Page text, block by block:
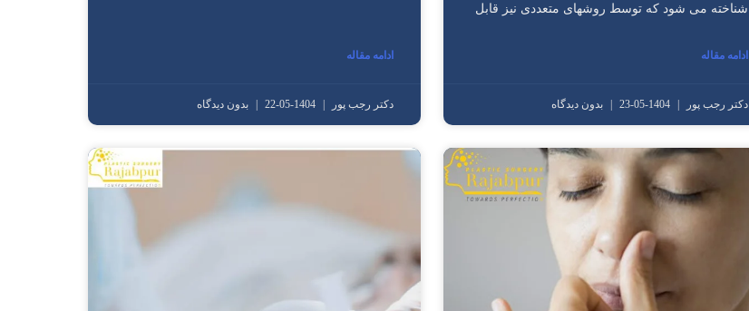
شناخته می شود که توسط روشهای متعددی نیز قابل
ادامه مقاله
دکتر رجب پور بدون دیدگاه
ادامه مقاله
دکتر رجب پور 1404-05-22 بدون دیدگاه